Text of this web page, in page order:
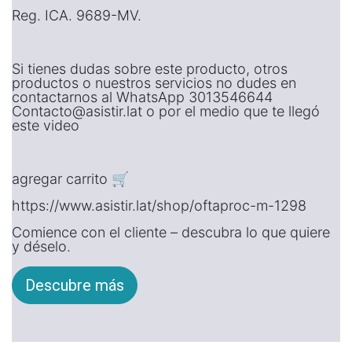
Reg. ICA. 9689-MV.
Si tienes dudas sobre este producto, otros
productos o nuestros servicios no dudes en
contactarnos al WhatsApp 3013546644
Contacto@asistir.lat o por el medio que te llegó
este video
agregar carrito 🛒
https://www.asistir.lat/shop/oftaproc-m-1298
Comience con el cliente – descubra lo que quiere
y déselo.
Descubre más